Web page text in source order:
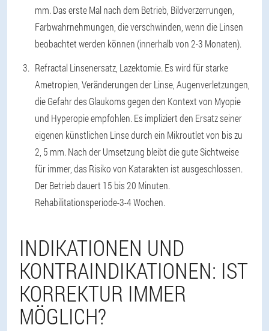
mm. Das erste Mal nach dem Betrieb, Bildverzerrungen,
Farbwahrnehmungen, die verschwinden, wenn die Linsen
beobachtet werden können (innerhalb von 2-3 Monaten).
Refractal Linsenersatz, Lazektomie. Es wird für starke
Ametropien, Veränderungen der Linse, Augenverletzungen,
die Gefahr des Glaukoms gegen den Kontext von Myopie
und Hyperopie empfohlen. Es impliziert den Ersatz seiner
eigenen künstlichen Linse durch ein Mikroutlet von bis zu
2, 5 mm. Nach der Umsetzung bleibt die gute Sichtweise
für immer, das Risiko von Katarakten ist ausgeschlossen.
Der Betrieb dauert 15 bis 20 Minuten.
Rehabilitationsperiode-3-4 Wochen.
INDIKATIONEN UND
KONTRAINDIKATIONEN: IST
KORREKTUR IMMER
MÖGLICH?